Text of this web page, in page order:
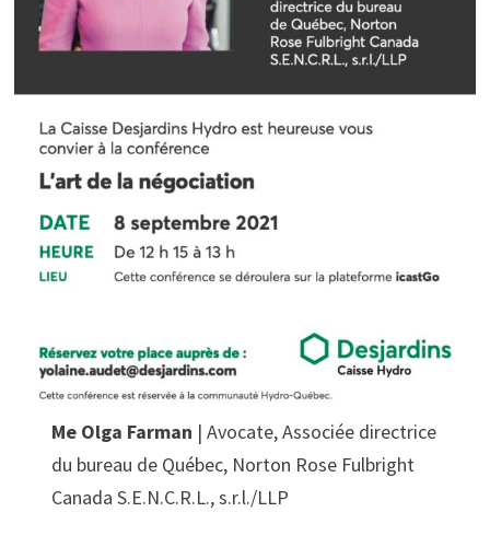
Me Olga Farman | Avocate, Associée directrice
du bureau de Québec, Norton Rose Fulbright
Canada S.E.N.C.R.L., s.r.l./LLP